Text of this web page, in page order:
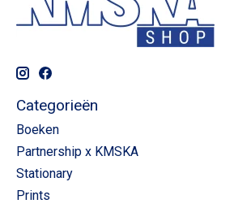
Categorieën
Boeken
Partnership x KMSKA
Stationary
Prints